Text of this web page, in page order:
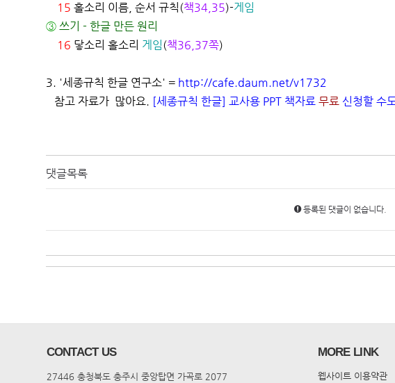
15 홀소리 이름, 순서 규칙(책34,35)-게임
③ 쓰기 - 한글 만든 원리
16 닿소리 홀소리 게임(책36,37쪽)
3. '세종규칙 한글 연구소' = http://cafe.daum.net/v1732
참고 자료가 많아요. [세종규칙 한글] 교사용 PPT 책자료 무료 신청할 수
댓글목록
등록된 댓글이 없습니다.
CONTACT US
27446 충청북도 충주시 중앙탑면 가곡로 2077
MORE LINK
웹사이트 이용약관